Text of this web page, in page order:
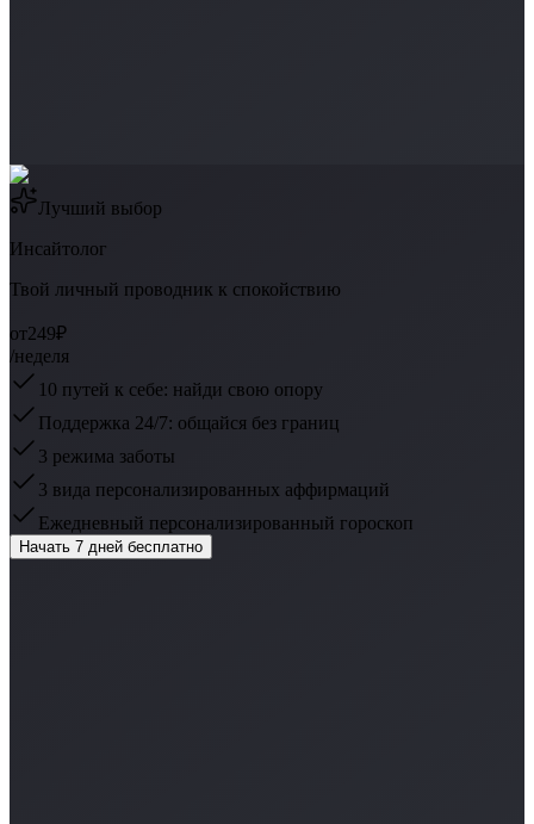
Лучший выбор
Инсайтолог
Твой личный проводник к спокойствию
от249₽
/неделя
10 путей к себе: найди свою опору
Поддержка 24/7: общайся без границ
3 режима заботы
3 вида персонализированных аффирмаций
Ежедневный персонализированный гороскоп
Начать 7 дней бесплатно